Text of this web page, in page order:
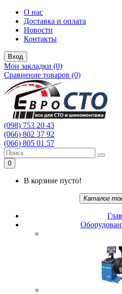
О нас
Доставка и оплата
Новости
Контакты
Вход
Мои закладки (0)
Сравнение товаров (0)
(098) 753 20 43
(066) 802 37 92
(066) 805 01 57
0
В корзине пусто!
Каталог